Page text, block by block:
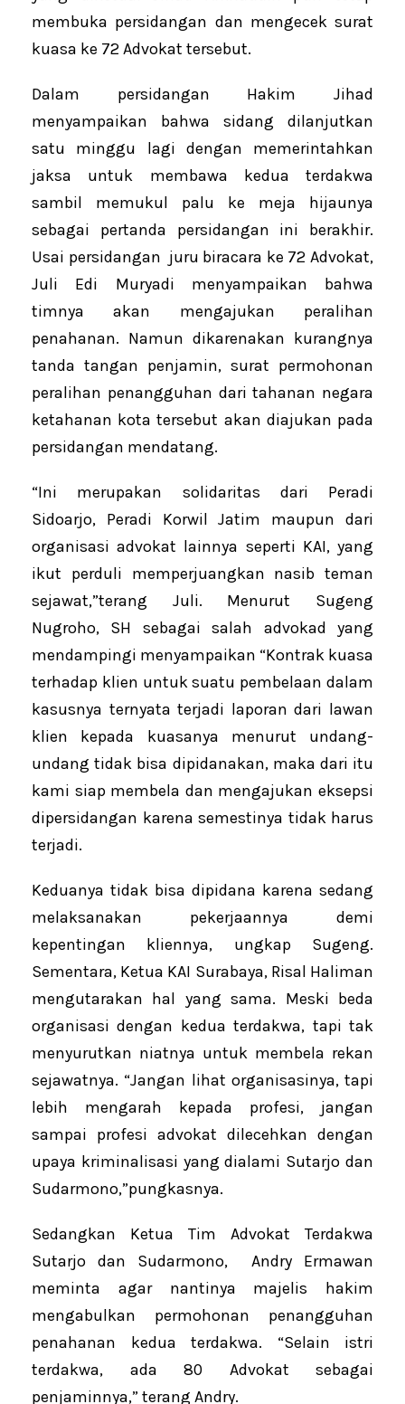
membuka persidangan dan mengecek surat
kuasa ke 72 Advokat tersebut.
Dalam persidangan Hakim Jihad
menyampaikan bahwa sidang dilanjutkan
satu minggu lagi dengan memerintahkan
jaksa untuk membawa kedua terdakwa
sambil memukul palu ke meja hijaunya
sebagai pertanda persidangan ini berakhir.
Usai persidangan juru biracara ke 72 Advokat,
Juli Edi Muryadi menyampaikan bahwa
timnya akan mengajukan peralihan
penahanan. Namun dikarenakan kurangnya
tanda tangan penjamin, surat permohonan
peralihan penangguhan dari tahanan negara
ketahanan kota tersebut akan diajukan pada
persidangan mendatang.
“Ini merupakan solidaritas dari Peradi
Sidoarjo, Peradi Korwil Jatim maupun dari
organisasi advokat lainnya seperti KAI, yang
ikut perduli memperjuangkan nasib teman
sejawat,”terang Juli. Menurut Sugeng
Nugroho, SH sebagai salah advokad yang
mendampingi menyampaikan “Kontrak kuasa
terhadap klien untuk suatu pembelaan dalam
kasusnya ternyata terjadi laporan dari lawan
klien kepada kuasanya menurut undang-
undang tidak bisa dipidanakan, maka dari itu
kami siap membela dan mengajukan eksepsi
dipersidangan karena semestinya tidak harus
terjadi.
Keduanya tidak bisa dipidana karena sedang
melaksanakan pekerjaannya demi
kepentingan kliennya, ungkap Sugeng.
Sementara, Ketua KAI Surabaya, Risal Haliman
mengutarakan hal yang sama. Meski beda
organisasi dengan kedua terdakwa, tapi tak
menyurutkan niatnya untuk membela rekan
sejawatnya. “Jangan lihat organisasinya, tapi
lebih mengarah kepada profesi, jangan
sampai profesi advokat dilecehkan dengan
upaya kriminalisasi yang dialami Sutarjo dan
Sudarmono,”pungkasnya.
Sedangkan Ketua Tim Advokat Terdakwa
Sutarjo dan Sudarmono, Andry Ermawan
meminta agar nantinya majelis hakim
mengabulkan permohonan penangguhan
penahanan kedua terdakwa. “Selain istri
terdakwa, ada 80 Advokat sebagai
penjaminnya,” terang Andry.